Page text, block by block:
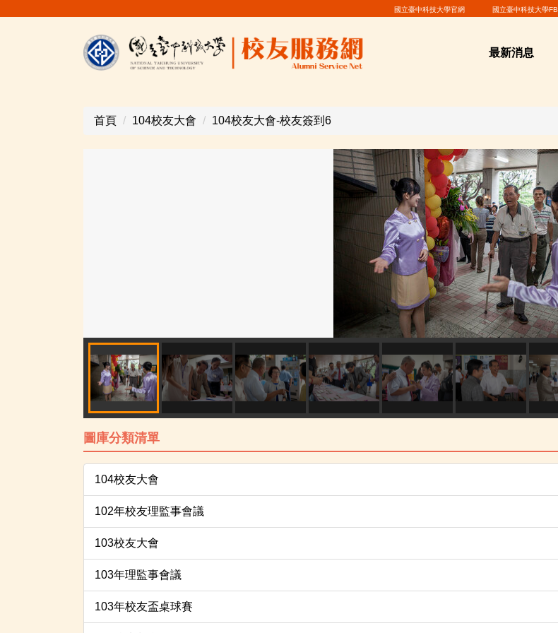
國立臺中科技大學官網 國立臺中科技大學FB
最新消息
首頁 104校友大會 104校友大會-校友簽到6
圖庫分類清單
104校友大會
102年校友理監事會議
103校友大會
103年理監事會議
103年校友盃桌球賽